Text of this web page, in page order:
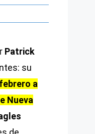
Patrick
su
a
Nueva